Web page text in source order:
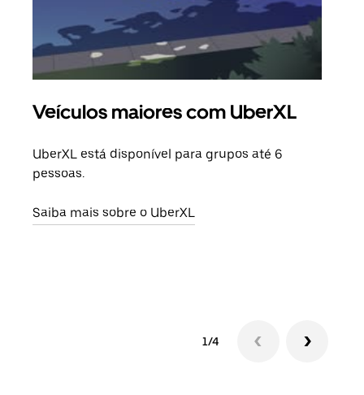
Veículos maiores com UberXL
UberXL está disponível para grupos até 6
pessoas.
Saiba mais sobre o UberXL
1/4